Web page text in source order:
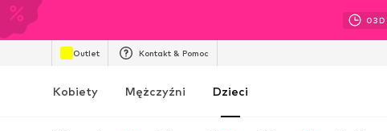
03D
Outlet Kontakt & Pomoc
Kobiety Mężczyźni Dzieci